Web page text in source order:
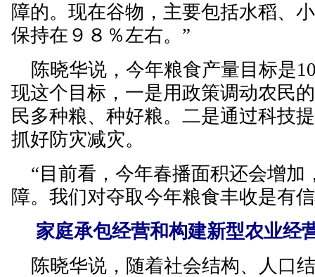
障的。现在谷物，主要包括水稻、
保持在９８％左右。”
陈晓华说，今年粮食产量目标是
现这个目标，一是用政策调动农民
民多种粮、种好粮。二是通过科技
抓好防灾减灾。
“目前看，今年春播面积还会增加
障。我们对夺取今年粮食丰收是有
家庭承包经营和构建新型农业经
陈晓华说，随着社会结构、人口